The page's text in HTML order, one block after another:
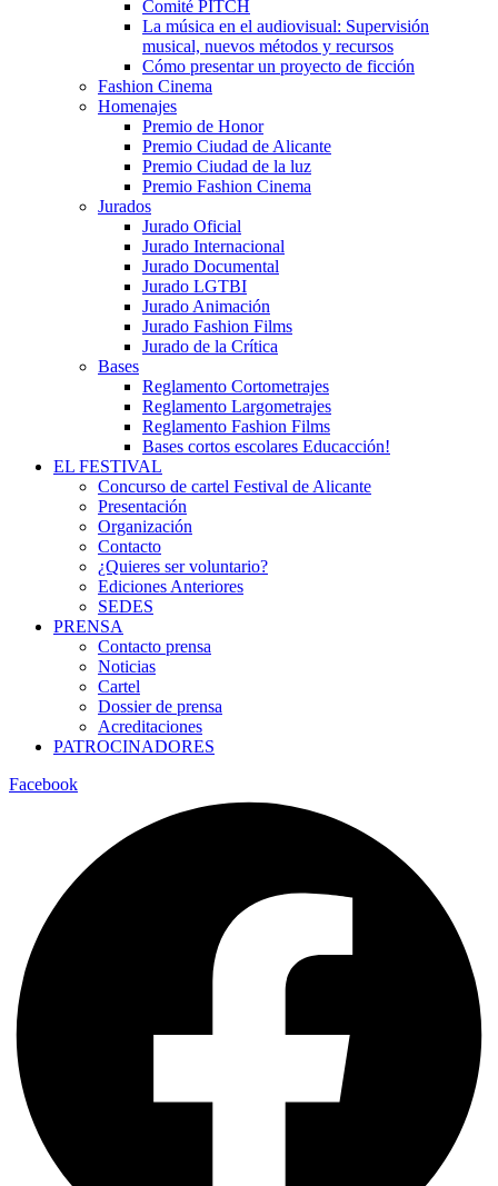
Comité PITCH
La música en el audiovisual: Supervisión
musical, nuevos métodos y recursos
Cómo presentar un proyecto de ficción
Fashion Cinema
Homenajes
Premio de Honor
Premio Ciudad de Alicante
Premio Ciudad de la luz
Premio Fashion Cinema
Jurados
Jurado Oficial
Jurado Internacional
Jurado Documental
Jurado LGTBI
Jurado Animación
Jurado Fashion Films
Jurado de la Crítica
Bases
Reglamento Cortometrajes
Reglamento Largometrajes
Reglamento Fashion Films
Bases cortos escolares Educacción!
EL FESTIVAL
Concurso de cartel Festival de Alicante
Presentación
Organización
Contacto
¿Quieres ser voluntario?
Ediciones Anteriores
SEDES
PRENSA
Contacto prensa
Noticias
Cartel
Dossier de prensa
Acreditaciones
PATROCINADORES
Facebook